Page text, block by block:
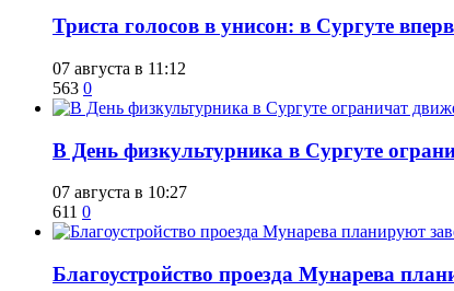
​Триста голосов в унисон: в Сургуте
07 августа в 11:12
563 0
​В День физкультурника в Сургуте
07 августа в 10:27
611 0
Благоустройство проезда Мунарева